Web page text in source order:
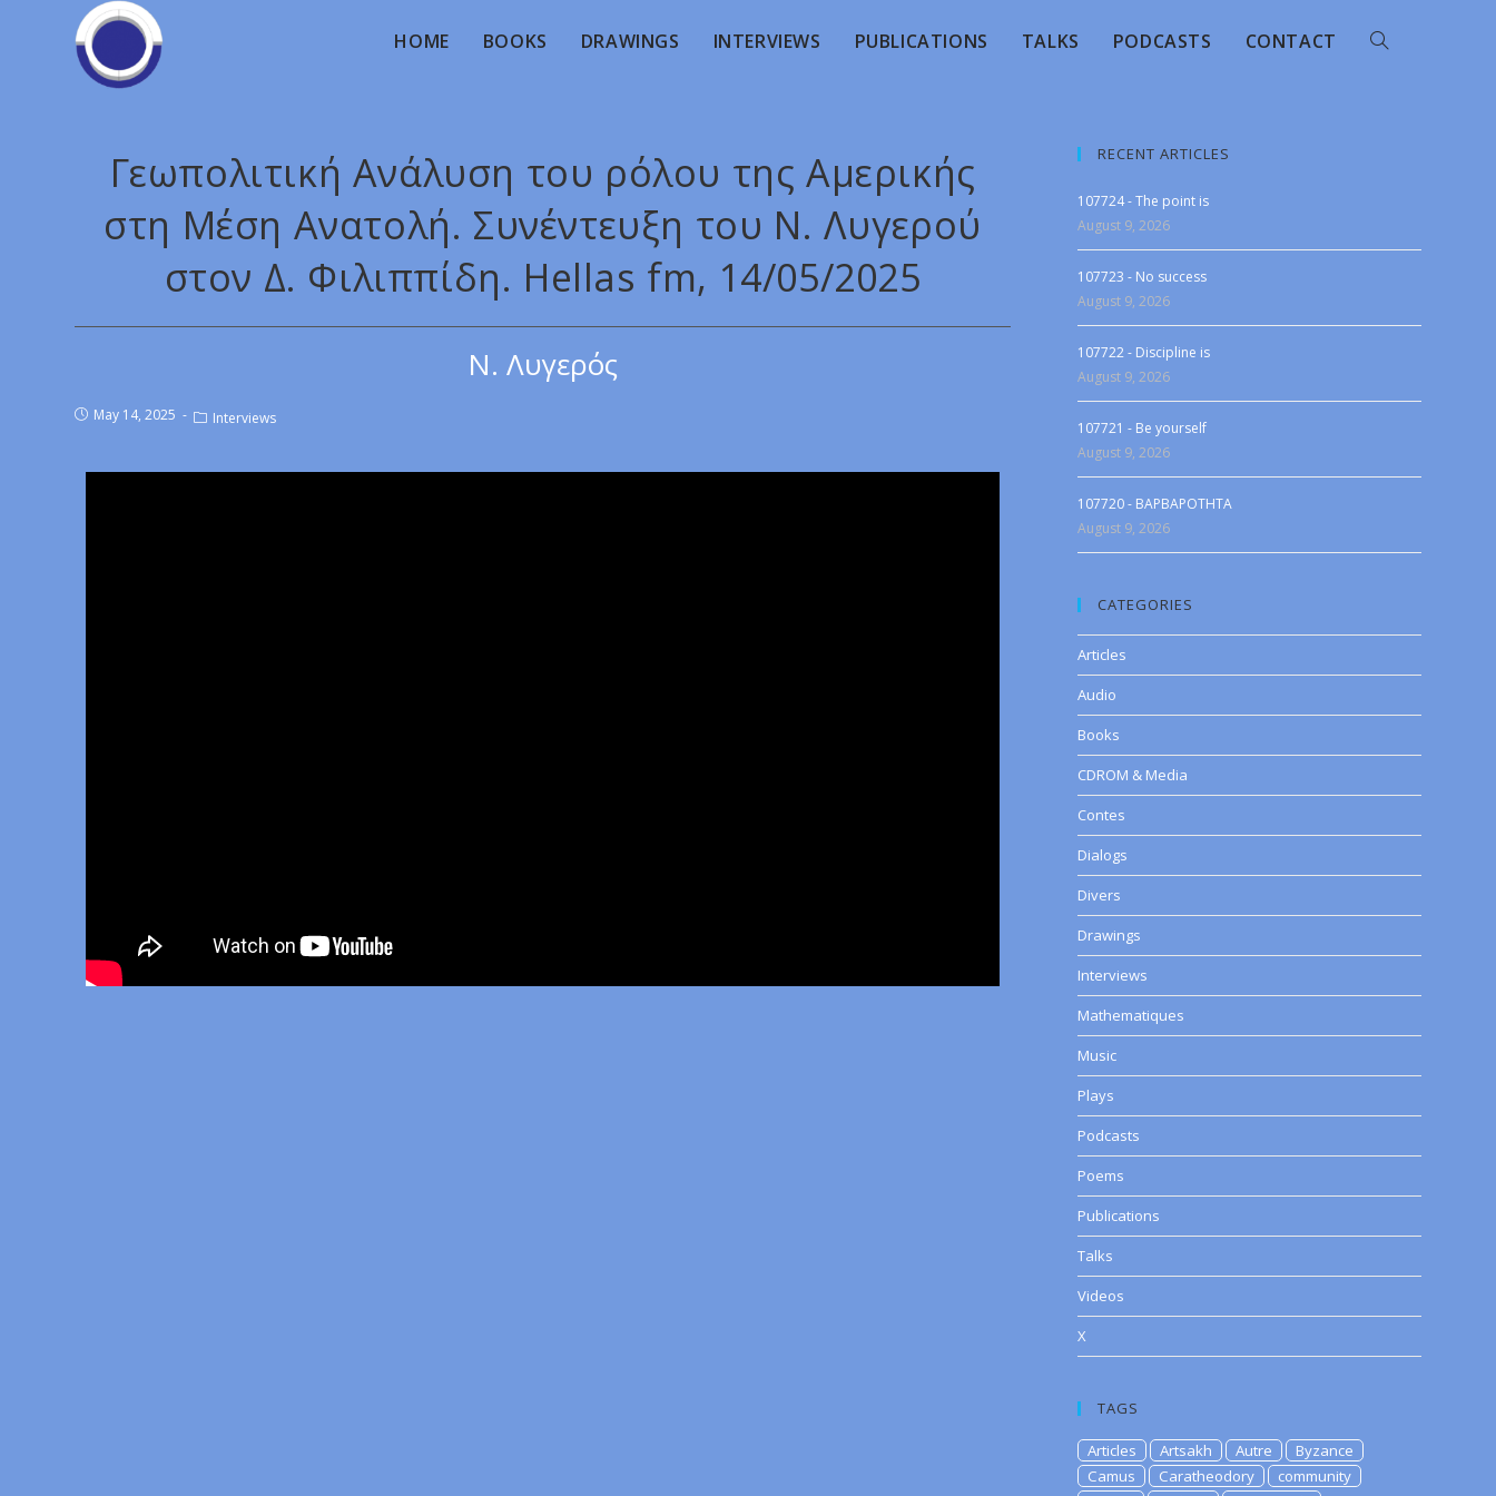
HOME BOOKS DRAWINGS INTERVIEWS PUBLICATIONS TALKS PODCASTS CONTACT
Γεωπολιτική Ανάλυση του ρόλου της Αμερικής
στη Μέση Ανατολή. Συνέντευξη του Ν. Λυγερού
στον Δ. Φιλιππίδη. Hellas fm, 14/05/2025
Ν. Λυγερός
May 14, 2025 Interviews
RECENT ARTICLES
107724 - The point is
August 9, 2026
107723 - No success
August 9, 2026
107722 - Discipline is
August 9, 2026
107721 - Be yourself
August 9, 2026
107720 - BAPBAPOTHTA
August 9, 2026
CATEGORIES
Articles
Audio
Books
CDROM & Media
Contes
Dialogs
Divers
Drawings
Interviews
Mathematiques
Music
Plays
Podcasts
Poems
Publications
Talks
Videos
X
TAGS
Articles Artsakh Autre
Byzance
Camus
Caratheodory
community